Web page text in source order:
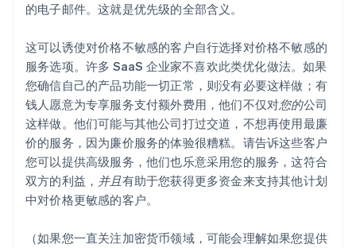
的电子邮件。这就是优先级的全部含义。
这可以诱使对价格不敏感的客户自行选择对价格不敏感的
服务选项。许多 SaaS 企业家不喜欢此类优化做法。如果
您确信自己的产品功能一切正常，则没有必要这样做；有
钱人愿意为专享服务支付额外费用，他们不仅对您的公司
这样做。他们可能与其他公司打过交道，不想再使用最廉
价的服务，因为廉价服务的体验很糟糕。请告诉这些客户
您可以提供高级服务，他们也乐意采用您的服务，这符合
双方的利益， 并且有助于您获得更多资金来支持其他计划
中对价格更敏感的客户。
（如果您一直关注加密货币领域，可能会理解如果您提供